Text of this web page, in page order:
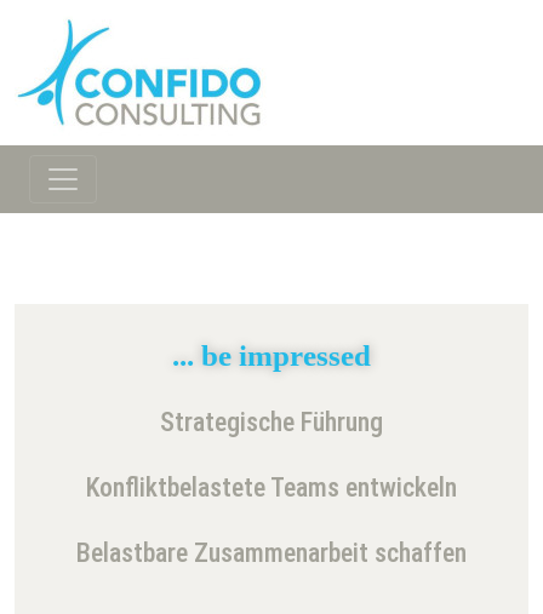
... be impressed
Strategische Führung
Konfliktbelastete Teams entwickeln
Belastbare Zusammenarbeit schaffen